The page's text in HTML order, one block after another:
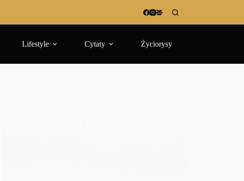
Lifestyle Cytaty Życiorysy